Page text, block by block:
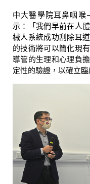
中大醫學院耳鼻咽喉
示：「我們早前在人
械人系統成功刮除耳
的技術將可以簡化現
導管的生理和心理負
定性的驗證，以確立臨